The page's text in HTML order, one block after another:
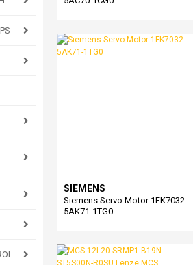
SIEMENS
Sıemens Servo Motor 1FK7032-
5AK71-1TG0